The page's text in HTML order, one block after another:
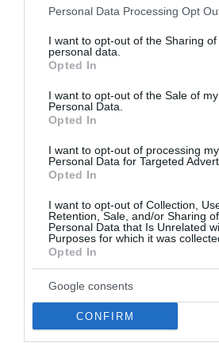
Please note that this website/app
not limited to your visit or usage
grant or deny consent to Google and
use your data for below specified
consent section.
Personal Data Processing Opt
I want to opt-out of the Sharing of
personal data.
Opted In
I want to opt-out of the Sale of my
Personal Data.
Opted In
I want to opt-out of processing my
Personal Data for Targeted
Opted In
I want to opt-out of Collection,
Retention, Sale, and/or Sharing
Personal Data that Is Unrelated
Purposes for which it was
Opted In
Google consents
CONFIRM
TERMÉKKÉP
Értékelés:
4.000Ft
0
Otthon, háztartás
A LEGJOBB TESTVÉR A
VILÁGON – VICCES
POÉNOS PÁRNA
TERMÉKKÉP